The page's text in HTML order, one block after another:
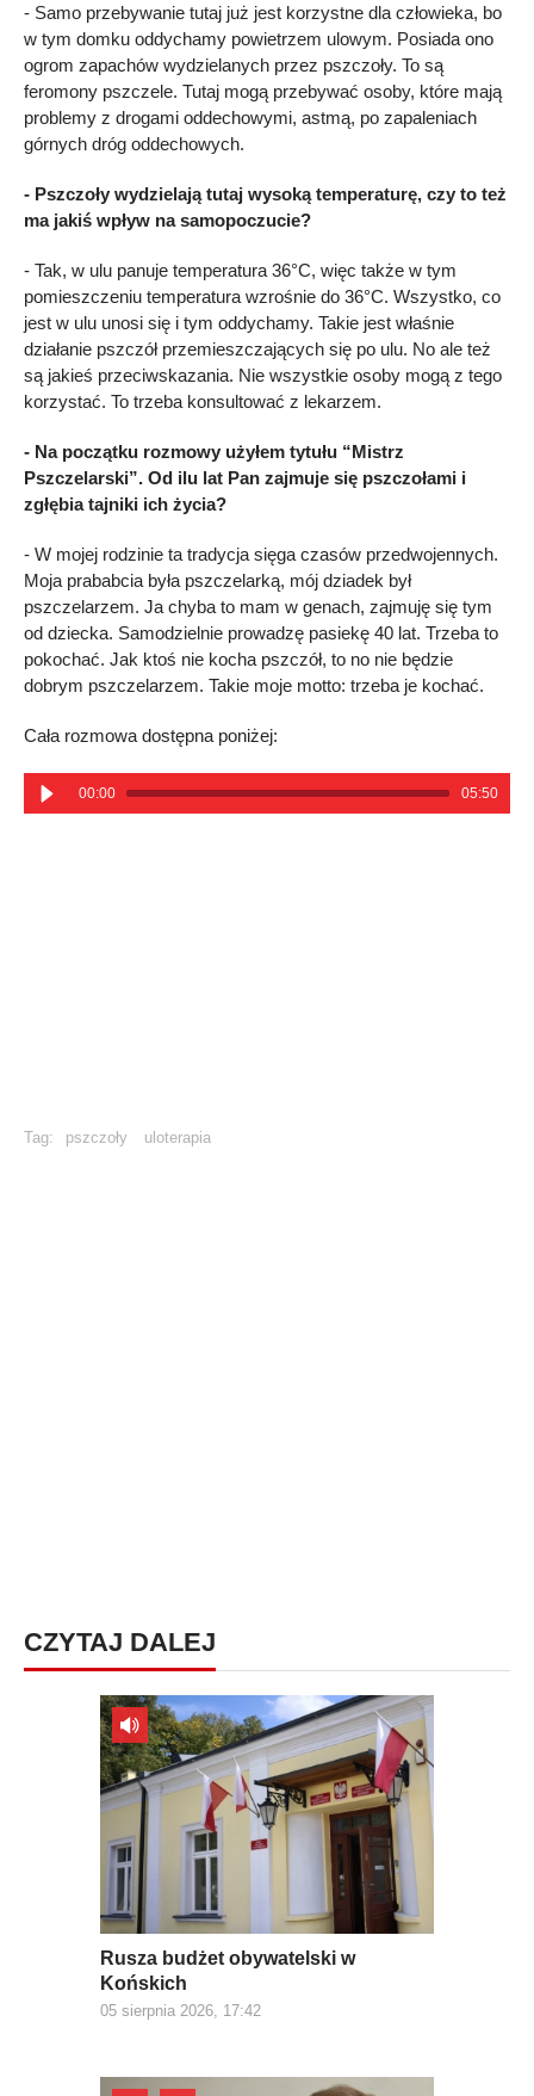
- Samo przebywanie tutaj już jest korzystne dla człowieka, bo
w tym domku oddychamy powietrzem ulowym. Posiada ono
ogrom zapachów wydzielanych przez pszczoły. To są
feromony pszczele. Tutaj mogą przebywać osoby, które mają
problemy z drogami oddechowymi, astmą, po zapaleniach
górnych dróg oddechowych.
- Pszczoły wydzielają tutaj wysoką temperaturę, czy to też
ma jakiś wpływ na samopoczucie?
- Tak, w ulu panuje temperatura 36°C, więc także w tym
pomieszczeniu temperatura wzrośnie do 36°C. Wszystko, co
jest w ulu unosi się i tym oddychamy. Takie jest właśnie
działanie pszczół przemieszczających się po ulu. No ale też
są jakieś przeciwskazania. Nie wszystkie osoby mogą z tego
korzystać. To trzeba konsultować z lekarzem.
- Na początku rozmowy użyłem tytułu “Mistrz
Pszczelarski”. Od ilu lat Pan zajmuje się pszczołami i
zgłębia tajniki ich życia?
- W mojej rodzinie ta tradycja sięga czasów przedwojennych.
Moja prababcia była pszczelarką, mój dziadek był
pszczelarzem. Ja chyba to mam w genach, zajmuję się tym
od dziecka. Samodzielnie prowadzę pasiekę 40 lat. Trzeba to
pokochać. Jak ktoś nie kocha pszczół, to no nie będzie
dobrym pszczelarzem. Takie moje motto: trzeba je kochać.
Cała rozmowa dostępna poniżej:
00:00 05:50
Tag: pszczoły uloterapia
CZYTAJ DALEJ
Rusza budżet obywatelski w
Końskich
05 sierpnia 2026, 17:42